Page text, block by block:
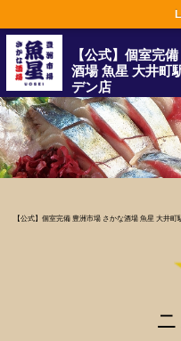
【公式】個室完
酒場 魚星 大井町
デン店
【公式】個室完備 豊洲市場 さかな酒場 魚星 大井